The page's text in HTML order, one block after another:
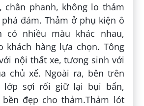
chân phanh, không lo thảm
đám. Thảm ở phụ kiện ô
có nhiều màu khác nhau,
khách hàng lựa chọn. Tông
nội thất xe, tương sinh với
chủ xế. Ngoài ra, bên trên
lớp sợi rối giữ lại bụi bẩn,
đẹp cho thảm.Thảm lót